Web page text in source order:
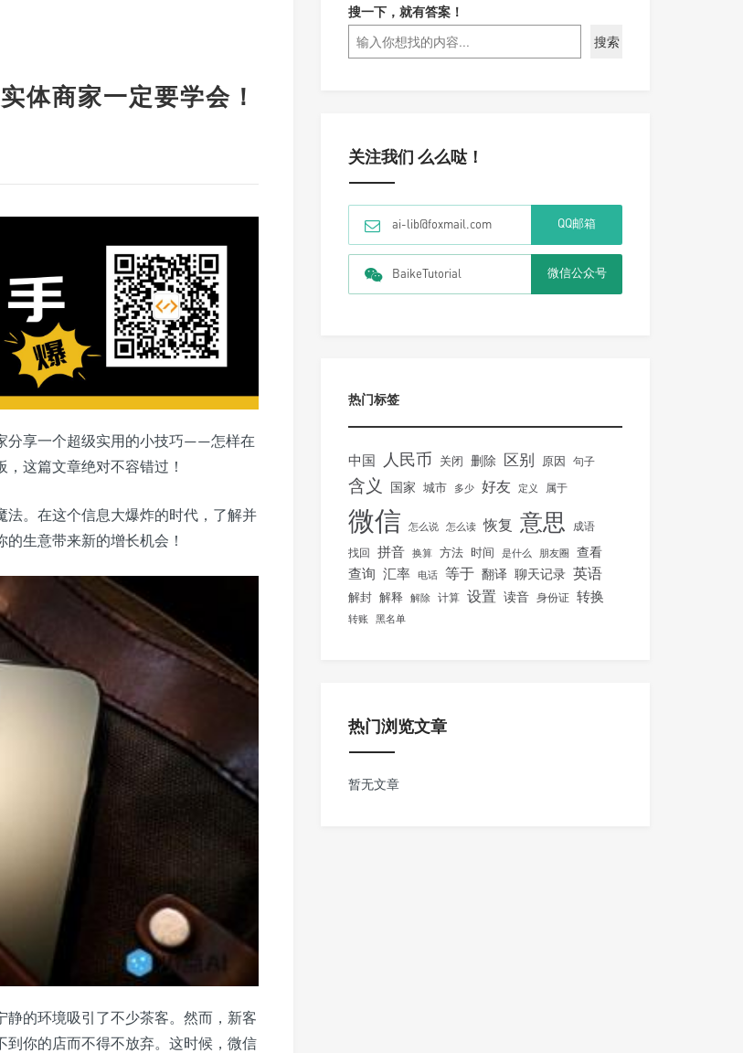
体商家一定要学会！
分享一个超级实用的小技巧——怎样在
，这篇文章绝对不容错过！
。在这个信息大爆炸的时代，了解并
生意带来新的增长机会！
的环境吸引了不少茶客。然而，新客
到你的店而不得不放弃。这时候，微信
搜一下，就有答案！
搜索
关注我们 么么哒！
ai-lib@foxmail.com QQ邮箱
BaikeTutorial 微信公众号
热门标签
中国 人民币 关闭 删除 区别 原因 句子
含义 国家 城市 多少 好友 定义 属于
微信 怎么说 怎么读 恢复 意思 成语
找回 拼音 换算 方法 时间 是什么 朋友圈 查看
查询 汇率 电话 等于 翻译 聊天记录 英语
解封 解释 解除 计算 设置 读音 身份证 转换
转账 黑名单
热门浏览文章
暂无文章